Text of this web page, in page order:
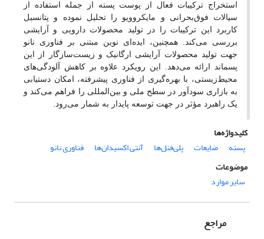
استخراج ترکیبات فعال از پوست پسته از جمله استفاده از
سیالات فوق‌بحرانی و مایکروویو را تحلیل نموده و پتانسیل
کاربرد این ترکیبات را در تولید محصولات دارویی و آرایشی
بررسی می‌کند. همچنین، ایده‌ای نوین مبتنی بر فناوری نانو
جهت تولید محصولات آرایشی ارگانیک و زیست‌سازگار از این
پسماند ارائه می‌دهد. این رویکرد علاوه بر کاهش آلودگی‌های
محیط‌زیستی، با بهره‌گیری از فناوری پیشرفته، امکان دستیابی
به بازاری سودآور در سطح ملی و بین‌المللی را فراهم می‌کند و
یک راهبرد مؤثر در جهت توسعه پایدار به شمار می‌رود.
کلیدواژه‌ها
پسته
ضایعات پلی‌فنل‌ها آنتی اکسیدان‌ها
فناوری نانو
موضوعات
سایر موارد
مراجع